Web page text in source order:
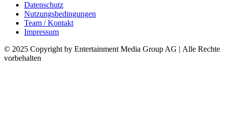
Datenschutz
Nutzungsbedingungen
Team / Kontakt
Impressum
© 2025 Copyright by Entertainment Media Group AG | Alle Rechte
vorbehalten